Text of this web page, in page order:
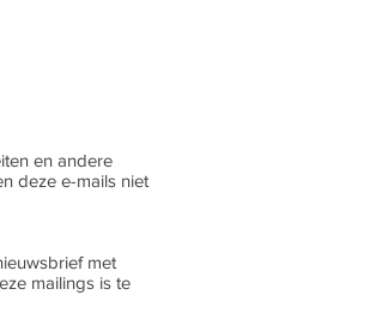
en andere
deze e-mails niet
met
mailings is te